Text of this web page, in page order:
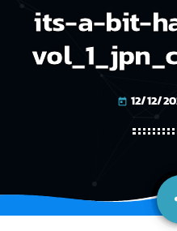
its-a-bit-
today 12/12/